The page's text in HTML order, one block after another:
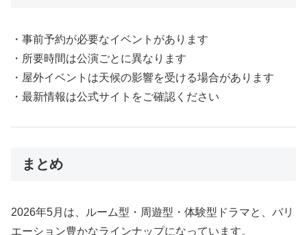
・事前予約が必要なイベントがあります
・所要時間は公演ごとに異なります
・屋外イベントは天候の影響を受ける場合があります
・最新情報は公式サイトをご確認ください
まとめ
2026年5月は、ルーム型・周遊型・体験型ドラマと、バリ
エーション豊かなラインナップになっています。